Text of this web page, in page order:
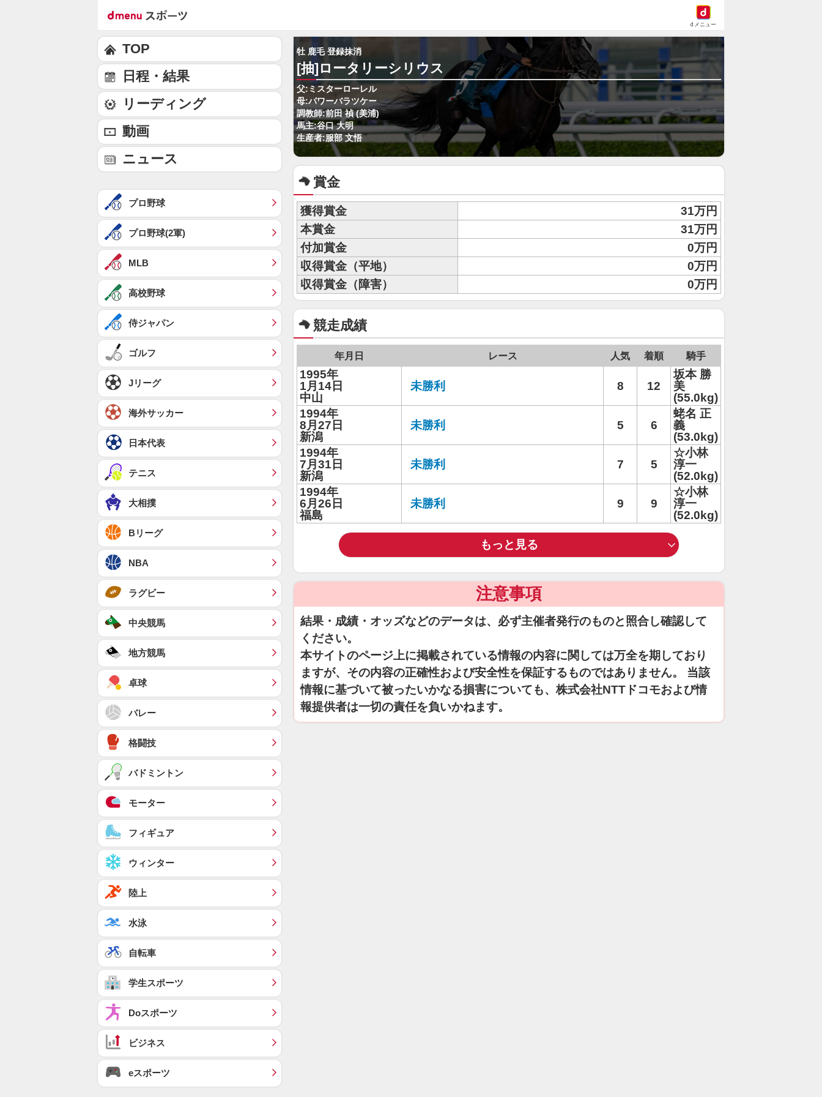
dメニュー
牡 鹿毛 登録抹消
[抽]ロータリーシリウス
父:ミスターローレル
母:パワーバラツケー
調教師:前田 禎 (美浦)
馬主:谷口 大明
生産者:服部 文悟
賞金
獲得賞金
31万円
本賞金
31万円
付加賞金
0万円
収得賞金（平地）
0万円
収得賞金（障害）
0万円
競走成績
年月日 レース 人気 着順 騎手
1995年
1月14日
中山
未勝利 8 12
坂本 勝
美
(55.0kg)
1994年
8月27日
新潟
未勝利 5 6
蛯名 正
義
(53.0kg)
1994年
7月31日
新潟
未勝利 7 5
☆小林
淳一
(52.0kg)
1994年
6月26日
福島
未勝利 9 9
☆小林
淳一
(52.0kg)
もっと見る
注意事項
結果・成績・オッズなどのデータは、必ず主催者発行のものと照合し確認して
ください。
本サイトのページ上に掲載されている情報の内容に関しては万全を期しており
ますが、その内容の正確性および安全性を保証するものではありません。 当該
情報に基づいて被ったいかなる損害についても、株式会社NTTドコモおよび情
報提供者は一切の責任を負いかねます。
TOP
日程・結果
リーディング
動画
ニュース
プロ野球
プロ野球(2軍)
MLB
高校野球
侍ジャパン
ゴルフ
Jリーグ
海外サッカー
日本代表
テニス
大相撲
Bリーグ
NBA
ラグビー
中央競馬
地方競馬
卓球
バレー
格闘技
バドミントン
モーター
フィギュア
ウィンター
陸上
水泳
自転車
学生スポーツ
Doスポーツ
ビジネス
eスポーツ